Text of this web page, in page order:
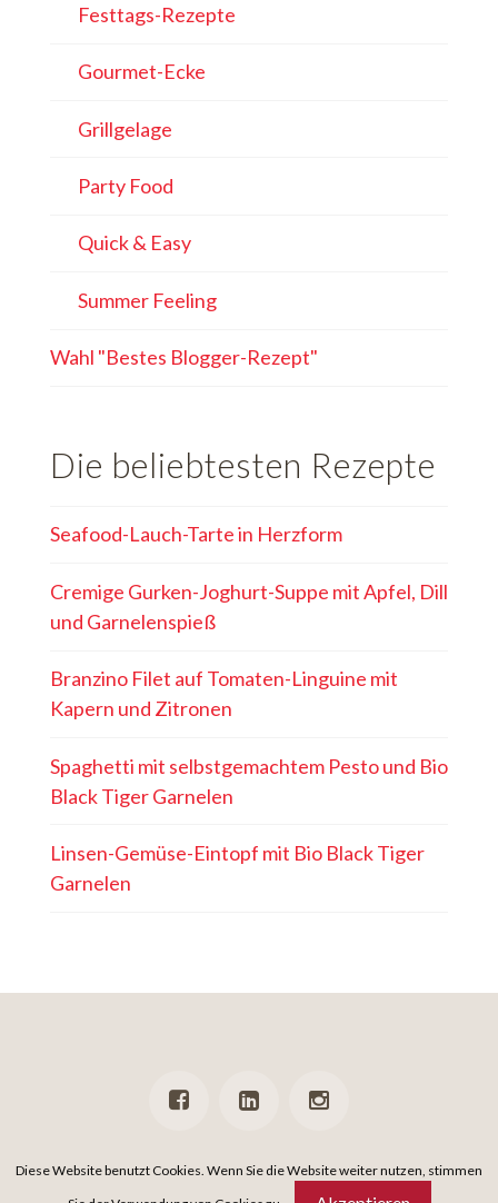
Festtags-Rezepte
Gourmet-Ecke
Grillgelage
Party Food
Quick & Easy
Summer Feeling
Wahl "Bestes Blogger-Rezept"
Die beliebtesten Rezepte
Seafood-Lauch-Tarte in Herzform
Cremige Gurken-Joghurt-Suppe mit Apfel, Dill
und Garnelenspieß
Branzino Filet auf Tomaten-Linguine mit
Kapern und Zitronen
Spaghetti mit selbstgemachtem Pesto und Bio
Black Tiger Garnelen
Linsen-Gemüse-Eintopf mit Bio Black Tiger
Garnelen
PRESSE NEWSLETTER DATENSCHUTZ IMPRESSUM
Diese Website benutzt Cookies. Wenn Sie die Website weiter nutzen, stimmen